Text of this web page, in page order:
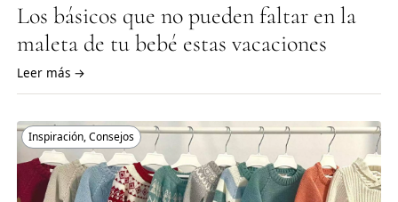
Los básicos que no pueden faltar en la
maleta de tu bebé estas vacaciones
Leer más →
Inspiración,Consejos